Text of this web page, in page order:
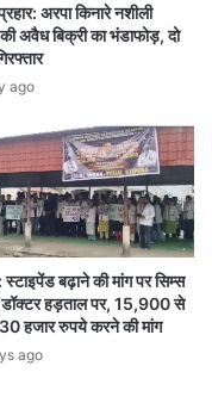
का स्थानीय नेता
बिग न्यूज political
अरपा किनारे नशीली
की अवैध बिक्री का भंडाफोड़, दो
ago
बढ़ाने की मांग पर सिम्स
डॉक्टर हड़ताल पर, 15,900 से
हजार रुपये करने की मांग
ago